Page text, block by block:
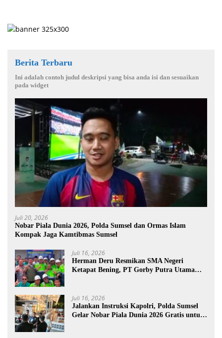
Berita Terbaru
Ini adalah contoh judul deskripsi yang bisa anda isi dan sesuaikan
pada widget
Juli 20, 2026
Nobar Piala Dunia 2026, Polda Sumsel dan Ormas Islam
Kompak Jaga Kamtibmas Sumsel
Juli 16, 2026
Herman Deru Resmikan SMA Negeri
Ketapat Bening, PT Gorby Putra Utama
Juli 16, 2026
Jalankan Instruksi Kapolri, Polda Sumsel
Gelar Nobar Piala Dunia 2026 Gratis untuk